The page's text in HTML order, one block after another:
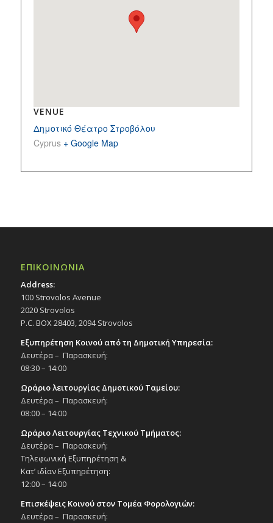
VENUE
Δημοτικό Θέατρο Στροβόλου
Cyprus + Google Map
ΕΠΙΚΟΙΝΩΝΙΑ
Address:
100 Strovolos Avenue
2020 Strovolos
P.C. BOX 28403, 2094 Strovolos
Εξυπηρέτηση Κοινού από τη Δημοτική Υπηρεσία:
Δευτέρα – Παρασκευή:
08:30 – 14:00
Ωράριο λειτουργίας Δημοτικού Ταμείου:
Δευτέρα – Παρασκευή:
08:00 – 14:00
Ωράριο Λειτουργίας Τεχνικού Τμήματος:
Δευτέρα – Παρασκευή:
Τηλεφωνική Εξυπηρέτηση &
Κατ’ ιδίαν Εξυπηρέτηση:
12:00 – 14:00
Επισκέψεις Κοινού στον Τομέα Φορολογιών:
Δευτέρα – Παρασκευή: